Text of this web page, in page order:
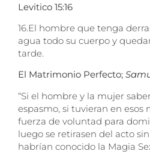
Levitico 15:16
16.El hombre que tenga
agua todo su cuerpo y
tarde.
El Matrimonio Perfecto;
“Si el hombre y la mujer
espasmo, si tuvieran en esos
fuerza de voluntad para
luego se retirasen del acto
habrían conocido la Magia